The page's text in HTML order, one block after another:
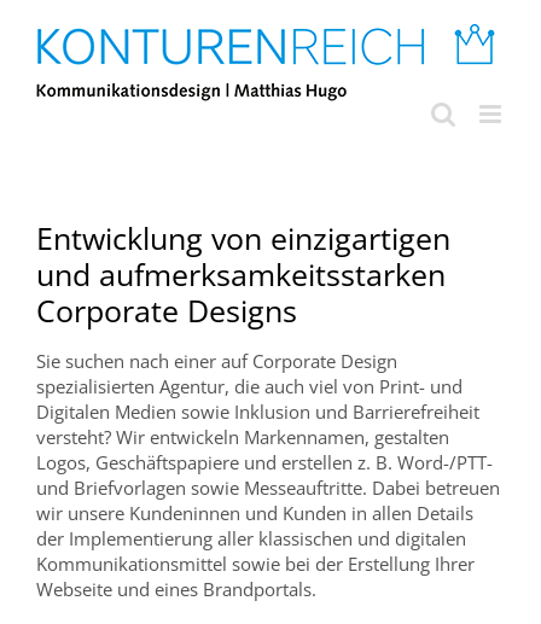
Inhalt
springen
Entwicklung von einzigartigen
und aufmerksamkeitsstarken
Corporate Designs
Sie suchen nach einer auf Corporate Design
spezialisierten Agentur, die auch viel von Print- und
Digitalen Medien sowie Inklusion und Barrierefreiheit
versteht? Wir entwickeln Markennamen, gestalten
Logos, Geschäftspapiere und erstellen z. B. Word-/PTT-
und Briefvorlagen sowie Messeauftritte. Dabei betreuen
wir unsere Kundeninnen und Kunden in allen Details
der Implementierung aller klassischen und digitalen
Kommunikationsmittel sowie bei der Erstellung Ihrer
Webseite und eines Brandportals.